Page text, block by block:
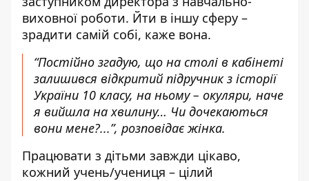
виховної роботи. Йти в іншу сферу –
зрадити самій собі, каже вона.
“Постійно згадую, що на столі в кабінеті
залишився відкритий підручник з історії
України 10 класу, на ньому – окуляри, наче
я вийшла на хвилину… Чи дочекаються
вони мене?...”, розповідає жінка.
Працювати з дітьми завжди цікаво,
кожний учень/учениця – цілий